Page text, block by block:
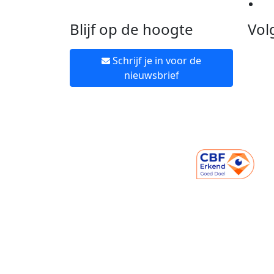
Blijf op de hoogte
Schrijf je in voor de
nieuwsbrief